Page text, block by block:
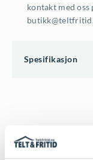
kontakt med
Spesifikasjon